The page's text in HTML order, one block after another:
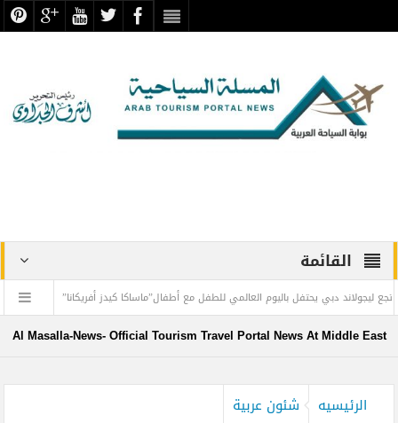
القائمة
دبي يحتفل باليوم العالمي للطفل مع أطفال”ماساكا كيدز أفريكانا”
اليمن تودع
طيران الإمارات تسيّر رحلتين مباشرتين يومياً إلى كولومبو أول ديسمبر
Al Masalla-News- Official Tourism Travel Portal News At Middle East
الرئيسيه شئون عربية